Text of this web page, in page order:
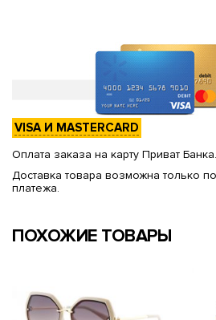
VISA И MASTERCARD
Оплата заказа на карту Приват Банка.
Доставка товара возможна только
платежа.
ПОХОЖИЕ ТОВАРЫ